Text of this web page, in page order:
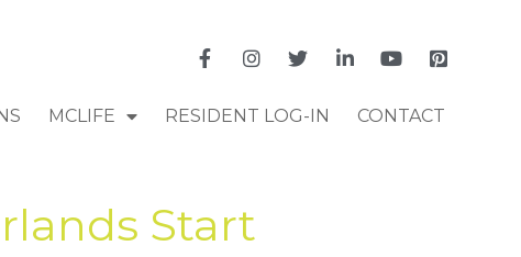
MCLIFE RESIDENT LOG-IN CONTACT
Start